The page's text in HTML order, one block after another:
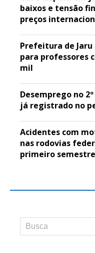
baixos e tensão
preços
Prefeitura de
para professores
mil
Desemprego no
já registrado no
Acidentes com
nas rodovias
primeiro